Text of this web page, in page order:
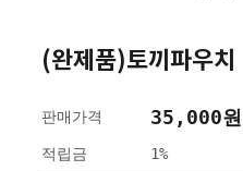
(완제품)토끼파우치
판매가격 35,000원
적립금 1%